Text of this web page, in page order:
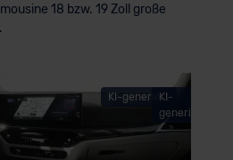
18 bzw. 19 Zoll große
KI-generiert
KI-
generiert